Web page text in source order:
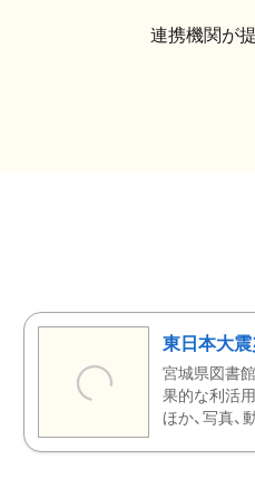
連携機関が
東日本大
宮城県図書
果的な利活
ほか、写真、